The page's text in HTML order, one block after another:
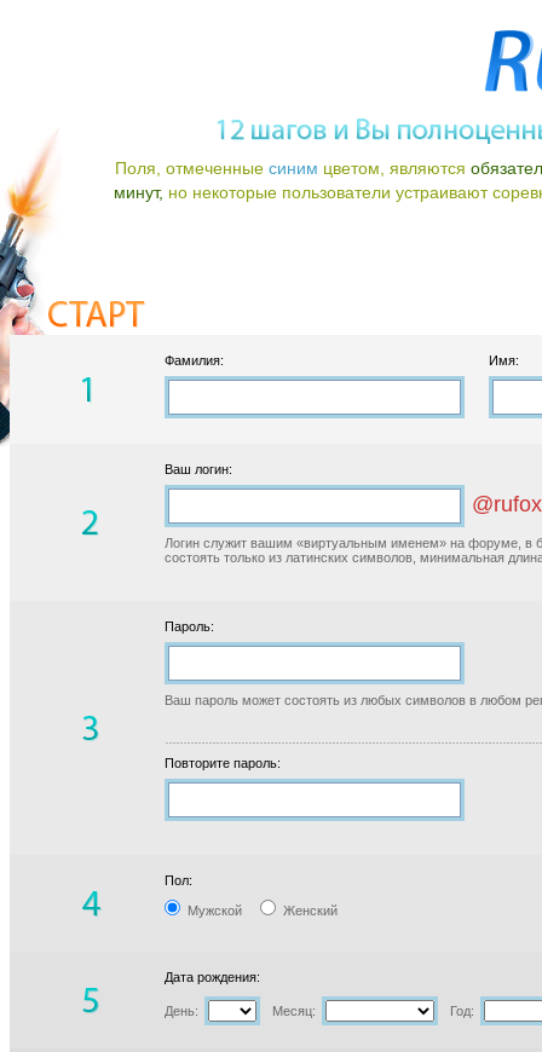
Поля, отмеченные синим цветом, являются
минут, но некоторые пользователи устраивают
Фамилия: Имя:
Ваш логин:
Логин служит вашим «виртуальным именем» на форуме, в
состоять только из латинских символов, минимальная
Пароль:
Ваш пароль может состоять из любых символов в любом
Повторите пароль:
Пол:
Мужской Женский
Дата рождения:
День: Месяц: Год: